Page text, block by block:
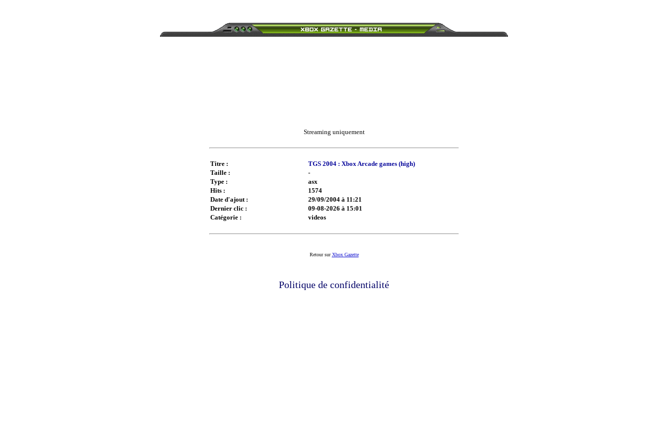
Streaming uniquement
Titre :
TGS 2004 : Xbox Arcade games (high)
Taille :
-
Type :
asx
Hits :
1574
Date d'ajout :
29/09/2004 à 11:21
Dernier clic :
09-08-2026 à 15:01
Catégorie :
videos
Retour surXbox Gazette
Politique de confidentialité